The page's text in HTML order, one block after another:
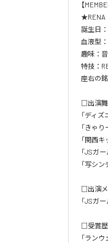
【
★RENA
誕生日
血液型
趣味：
特技：
座右の
□出演
「ディ
「きゃ
「関西
「JSガ
「写シ
□出演
「JSガ
□受賞歴
「ラン